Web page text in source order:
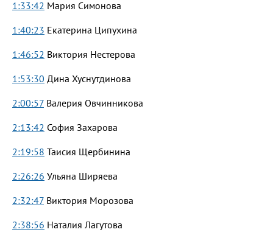
1:33:42 Мария Симонова
1:40:23 Екатерина Ципухина
1:46:52 Виктория Нестерова
1:53:30 Дина Хуснутдинова
2:00:57 Валерия Овчинникова
2:13:42 София Захарова
2:19:58 Таисия Щербинина
2:26:26 Ульяна Ширяева
2:32:47 Виктория Морозова
2:38:56 Наталия Лагутова